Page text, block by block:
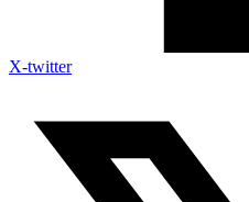
X-twitter